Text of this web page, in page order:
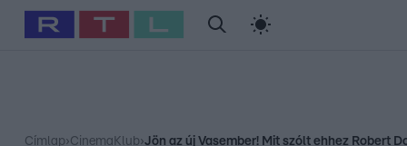
Babits Marcella Szellő István Most Wanted
Címlap›CinemaKlub›Jön az új Vasember! Mit szólt ehhez Robert